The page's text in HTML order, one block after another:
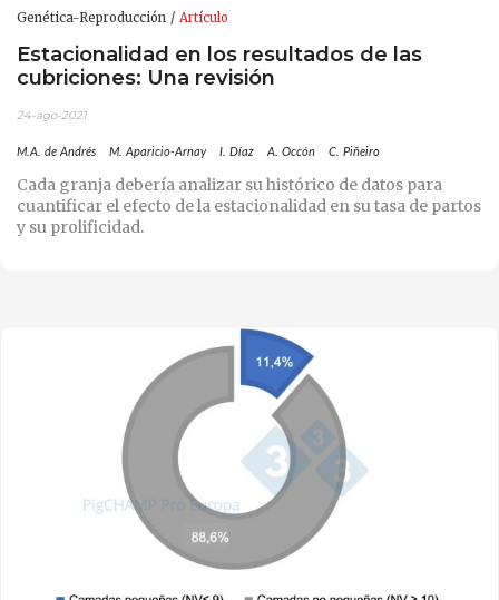
Genética-Reproducción Artículo
Estacionalidad en los resultados de las
cubriciones: Una revisión
24-ago-2021
M.A. de Andrés M. Aparicio-Arnay I. Díaz A. Occón C. Piñeiro
Cada granja debería analizar su histórico de datos para
cuantificar el efecto de la estacionalidad en su tasa de partos
y su prolificidad.